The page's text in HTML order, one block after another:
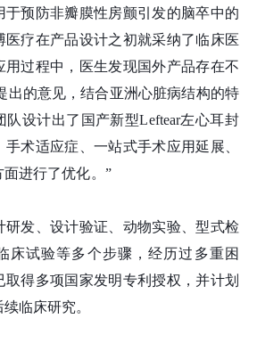
于预防非瓣膜性房颤引发的脑卒中的
医疗在产品设计之初就采纳了临床医
用过程中，医生发现国外产品存在不
出的意见，结合亚洲心脏病结构的特
队设计出了国产新型Leftear左心耳封
术适应症、一站式手术应用延展、
进行了优化。”
研发、设计验证、动物实验、型式检
床试验等多个步骤，经历过多重困
得多项国家发明专利授权，并计划
临床研究。